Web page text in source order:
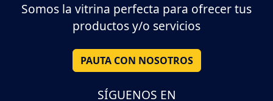
Somos la vitrina perfecta para ofrecer tus
productos y/o servicios
PAUTA CON NOSOTROS
SÍGUENOS EN